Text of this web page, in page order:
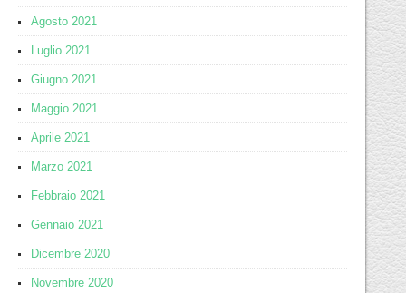
Agosto 2021
Luglio 2021
Giugno 2021
Maggio 2021
Aprile 2021
Marzo 2021
Febbraio 2021
Gennaio 2021
Dicembre 2020
Novembre 2020